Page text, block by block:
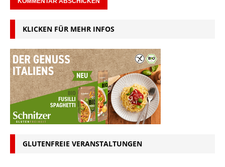
KLICKEN FÜR MEHR INFOS
GLUTENFREIE VERANSTALTUNGEN